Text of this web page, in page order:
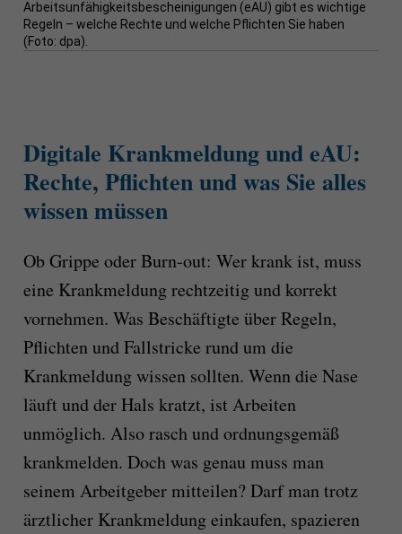
Arbeitsunfähigkeitsbescheinigungen (eAU) gibt es wichtige
Regeln – welche Rechte und welche Pflichten Sie haben
(Foto: dpa).
Digitale Krankmeldung und eAU:
Rechte, Pflichten und was Sie alles
wissen müssen
Ob Grippe oder Burn-out: Wer krank ist, muss
eine Krankmeldung rechtzeitig und korrekt
vornehmen. Was Beschäftigte über Regeln,
Pflichten und Fallstricke rund um die
Krankmeldung wissen sollten. Wenn die Nase
läuft und der Hals kratzt, ist Arbeiten
unmöglich. Also rasch und ordnungsgemäß
krankmelden. Doch was genau muss man
seinem Arbeitgeber mitteilen? Darf man trotz
ärztlicher Krankmeldung einkaufen, spazieren